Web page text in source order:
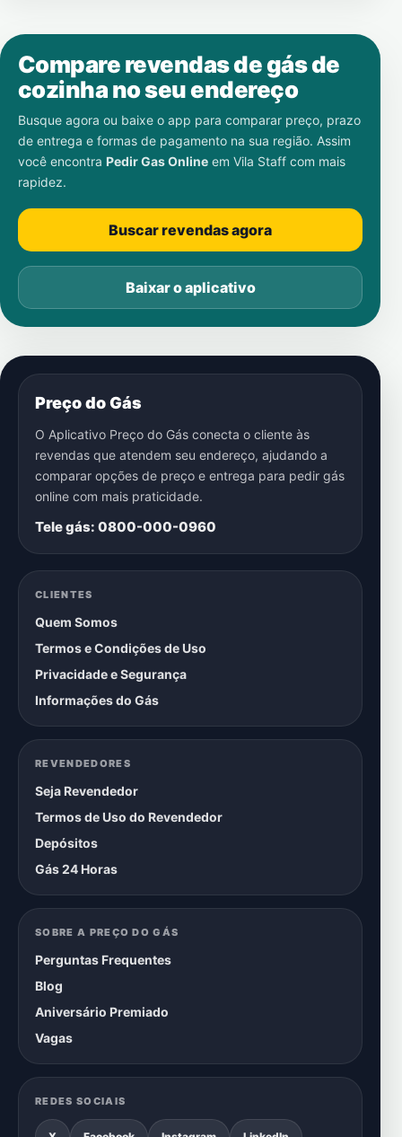
Compare revendas de gás de
cozinha no seu endereço
Busque agora ou baixe o app para comparar preço, prazo
de entrega e formas de pagamento na sua região. Assim
você encontra Pedir Gas Online em Vila Staff com mais
rapidez.
Buscar revendas agora
Baixar o aplicativo
Preço do Gás
O Aplicativo Preço do Gás conecta o cliente às
revendas que atendem seu endereço, ajudando a
comparar opções de preço e entrega para pedir gás
online com mais praticidade.
Tele gás: 0800-000-0960
CLIENTES
Quem Somos
Termos e Condições de Uso
Privacidade e Segurança
Informações do Gás
REVENDEDORES
Seja Revendedor
Termos de Uso do Revendedor
Depósitos
Gás 24 Horas
SOBRE A PREÇO DO GÁS
Perguntas Frequentes
Blog
Aniversário Premiado
Vagas
REDES SOCIAIS